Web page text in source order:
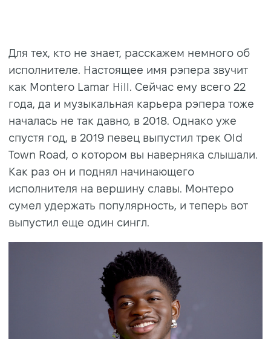
Для тех, кто не знает, расскажем немного об
исполнителе. Настоящее имя рэпера звучит
как Montero Lamar Hill. Сейчас ему всего 22
года, да и музыкальная карьера рэпера тоже
началась не так давно, в 2018. Однако уже
спустя год, в 2019 певец выпустил трек Old
Town Road, о котором вы наверняка слышали.
Как раз он и поднял начинающего
исполнителя на вершину славы. Монтеро
сумел удержать популярность, и теперь вот
выпустил еще один сингл.